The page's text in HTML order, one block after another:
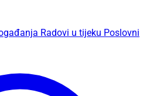
Radovi u tijeku Poslovni